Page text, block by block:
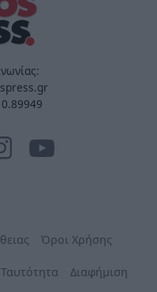
Όροι Χρήσης
Ταυτότητα Διαφήμιση